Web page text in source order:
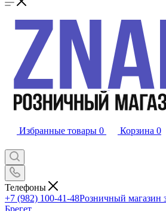
Избранные товары 0 Корзина 0
Телефоны
+7 (982) 100-41-48Розничный магазин
Брегет